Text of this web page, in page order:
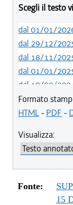
Scegli il testo
dal 01/01/
dal 29/12/
dal 18/11/
dal 01/01/
dal 10/08/
dal 14/05/
dal 01/01/
dal 07/03/
dal 01/01/
dal 10/11/
dal 09/08/
dal 14/06/
Formato
HTML- PDF -
Visualizza:
Fonte:
15